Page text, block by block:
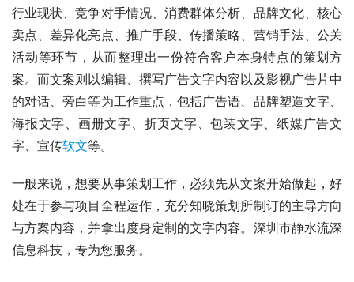
行业现状、竞争对手情况、消费群体分析、品牌文化、核心
卖点、差异化亮点、推广手段、传播策略、营销手法、公关
活动等环节，从而整理出一份符合客户本身特点的策划方
案。而文案则以编辑、撰写广告文字内容以及影视广告片中
的对话、旁白等为工作重点，包括广告语、品牌塑造文字、
海报文字、画册文字、折页文字、包装文字、纸媒广告文
字、宣传软文等。
一般来说，想要从事策划工作，必须先从文案开始做起，好
处在于参与项目全程运作，充分知晓策划所制订的主导方向
与方案内容，并拿出度身定制的文字内容。深圳市静水流深
信息科技，专为您服务。